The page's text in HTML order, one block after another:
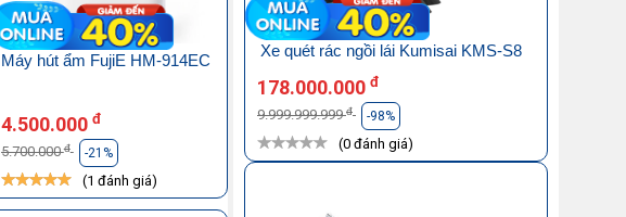
Máy hút ẩm FujiE HM-914EC
4.500.000 đ
5.700.000đ -21%
(1 đánh giá)
Xe quét rác ngồi lái Kumisai KMS-S8
178.000.000 đ
9.999.999.999đ -98%
(0 đánh giá)